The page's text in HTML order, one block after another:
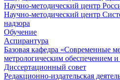
Научно-методический центр
Научно-методический центр
надзора
Обучение
Аспирантура
Базовая кафедра «Современные
метрологическим обеспечением
Диссертационный совет
Редакционно-издательская